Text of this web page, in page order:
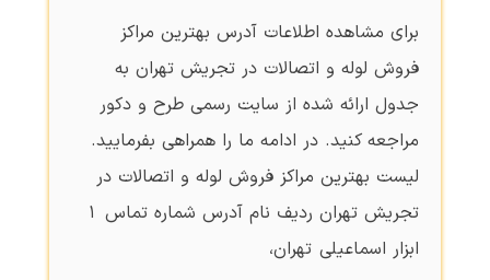
برای مشاهده اطلاعات آدرس بهترین مراکز
فروش لوله و اتصالات در تجریش تهران به
جدول ارائه شده از سایت رسمی طرح و دکور
مراجعه کنید. در ادامه ما را همراهی بفرمایید.
لیست بهترین مراکز فروش لوله و اتصالات در
تجریش تهران ردیف نام آدرس شماره تماس 1
ابزار اسماعیلی تهران،